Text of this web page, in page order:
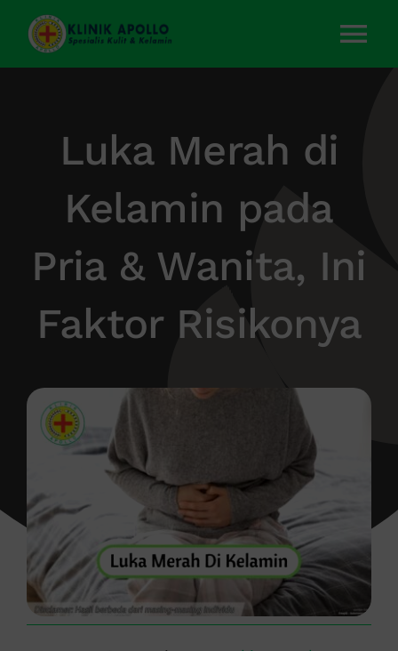
Skip
content
Layanan Kami
Tentang Kami
Artikel
Kontak Kami
Luka Merah di
Kelamin pada
Pria & Wanita, Ini
Faktor Risikonya